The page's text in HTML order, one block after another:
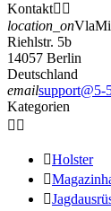
Kontakt 
location_on
Riehlstr. 5b
14057 Berlin
Deutschland
emailsupport@5-
Kategorien
 
Holster

